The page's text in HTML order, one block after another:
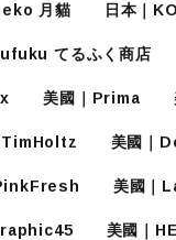
月貓 日本｜
てるふく商店
美國｜Prima
TimHoltz 美國｜
美國｜
美國｜